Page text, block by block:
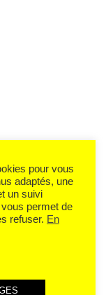
pour vous
adaptés, une
un suivi
vous permet de
refuser. En